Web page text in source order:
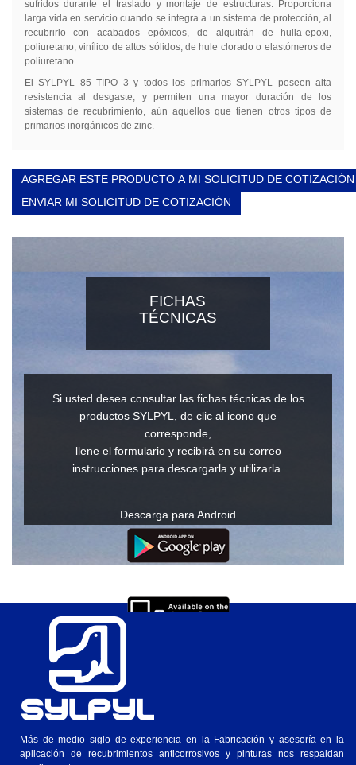
sufridos durante el traslado y montaje de estructuras. Proporciona
larga vida en servicio cuando se integra a un sistema de protección, al
recubrirlo con acabados epóxicos, de alquitrán de hulla-epoxi,
poliuretano, vinílico de altos sólidos, de hule clorado o elastómeros de
poliuretano.
El SYLPYL 85 TIPO 3 y todos los primarios SYLPYL poseen alta
resistencia al desgaste, y permiten una mayor duración de los
sistemas de recubrimiento, aún aquellos que tienen otros tipos de
primarios inorgánicos de zinc.
AGREGAR ESTE PRODUCTO A MI SOLICITUD DE COTIZACIÓN
ENVIAR MI SOLICITUD DE COTIZACIÓN
FICHAS
TÉCNICAS
Si usted desea consultar las fichas técnicas de los
productos SYLPYL, de clic al icono que
corresponde,
llene el formulario y recibirá en su correo
instrucciones para descargarla y utilizarla.
Descarga para Android
Más de medio siglo de experiencia en la Fabricación y asesoría en la
aplicación de recubrimientos anticorrosivos y pinturas nos respaldan